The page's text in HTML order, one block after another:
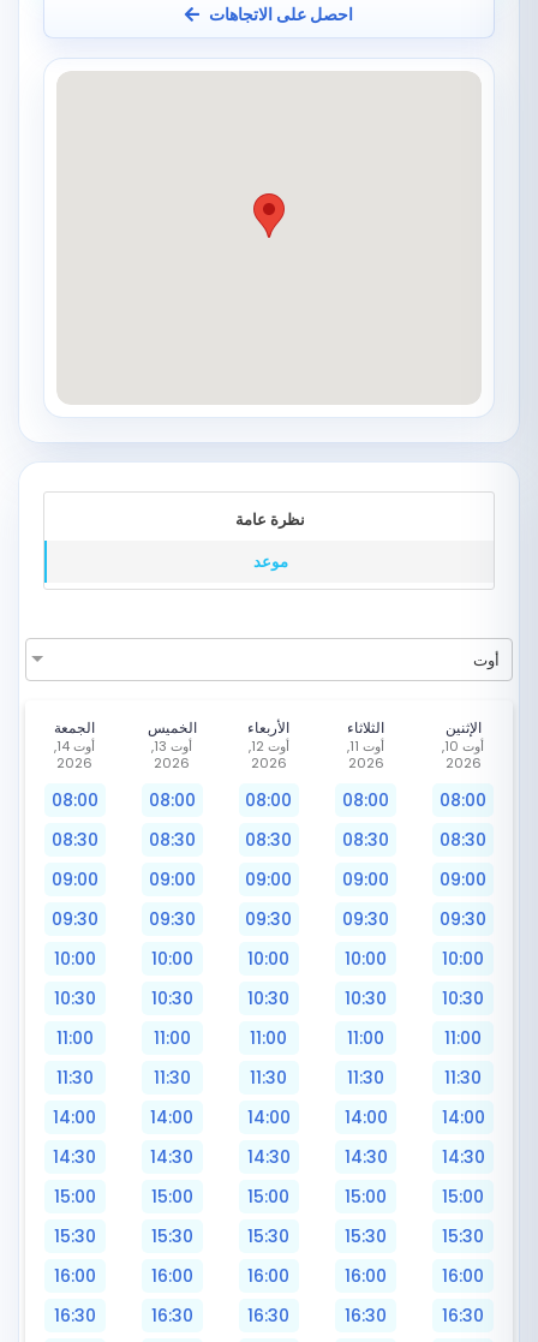
احصل على الاتجاهات
نظرة عامة
موعد
أوت
الجمعة
أوت 14,
2026
08:00
08:30
09:00
09:30
10:00
10:30
11:00
11:30
14:00
14:30
15:00
15:30
16:00
16:30
الخميس
أوت 13,
2026
08:00
08:30
09:00
09:30
10:00
10:30
11:00
11:30
14:00
14:30
15:00
15:30
16:00
16:30
الأربعاء
أوت 12,
2026
08:00
08:30
09:00
09:30
10:00
10:30
11:00
11:30
14:00
14:30
15:00
15:30
16:00
16:30
الثلاثاء
أوت 11,
2026
08:00
08:30
09:00
09:30
10:00
10:30
11:00
11:30
14:00
14:30
15:00
15:30
16:00
16:30
الإثنين
أوت 10,
2026
08:00
08:30
09:00
09:30
10:00
10:30
11:00
11:30
14:00
14:30
15:00
15:30
16:00
16:30